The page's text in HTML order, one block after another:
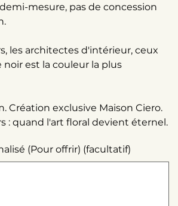
mesure, pas de concession
les architectes d'intérieur, ceux
est la couleur la plus
Création exclusive Maison Ciero.
: quand l'art floral devient éternel.
(Pour offrir) (facultatif)